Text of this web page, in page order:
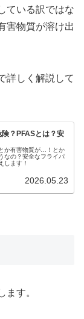
ている訳ではな
害物質が溶け出
詳しく解説して
？PFASとは？安
か有害物質が…！とか
なの？安全なフライパ
します！
2026.05.23
ます。